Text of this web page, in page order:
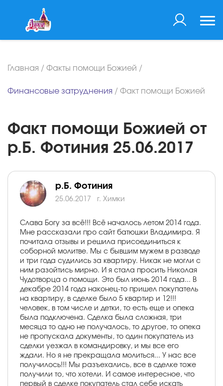
Главная / Факты помощи Божией /
Финансовые затруднения / Факт помощи Божией
Факт помощи Божией от
р.Б. Фотиния 25.06.2017
р.Б. Фотиния
25.06.2017 г. Химки
Слава Богу за всё!!! Всё началось летом 2014 года.
Мне рассказали про сайт батюшки Владимира. Я
почитала отзывы и решила присоединиться к
соборной молитве. Мы с бывшим мужем в разводе
и три года судились за квартиру. Никак не могли с
ним разойтись мирно. И я стала просить Николая
Чудотворца о помощи. Это был июнь 2014 года... В
декабре 2014 года наконец-то пришел покупатель
на квартиру, в сделке было 5 квартир и 12!!!
человек, в том числе и детки, то есть еще и опека
была подключена. Сделка была сложная, три
месяца то одно не получалось, то другое, то опека
не пропускала документы, то один покупатель из
сделки уезжал в командировку, и мы все его
ждали. Но я не прекращала молиться... У нас все
получилось!!! Мы разъехались, все в сделке тоже
получили то, что хотели. И самое интересное, что
первый в сделке покупатель стал себе искать